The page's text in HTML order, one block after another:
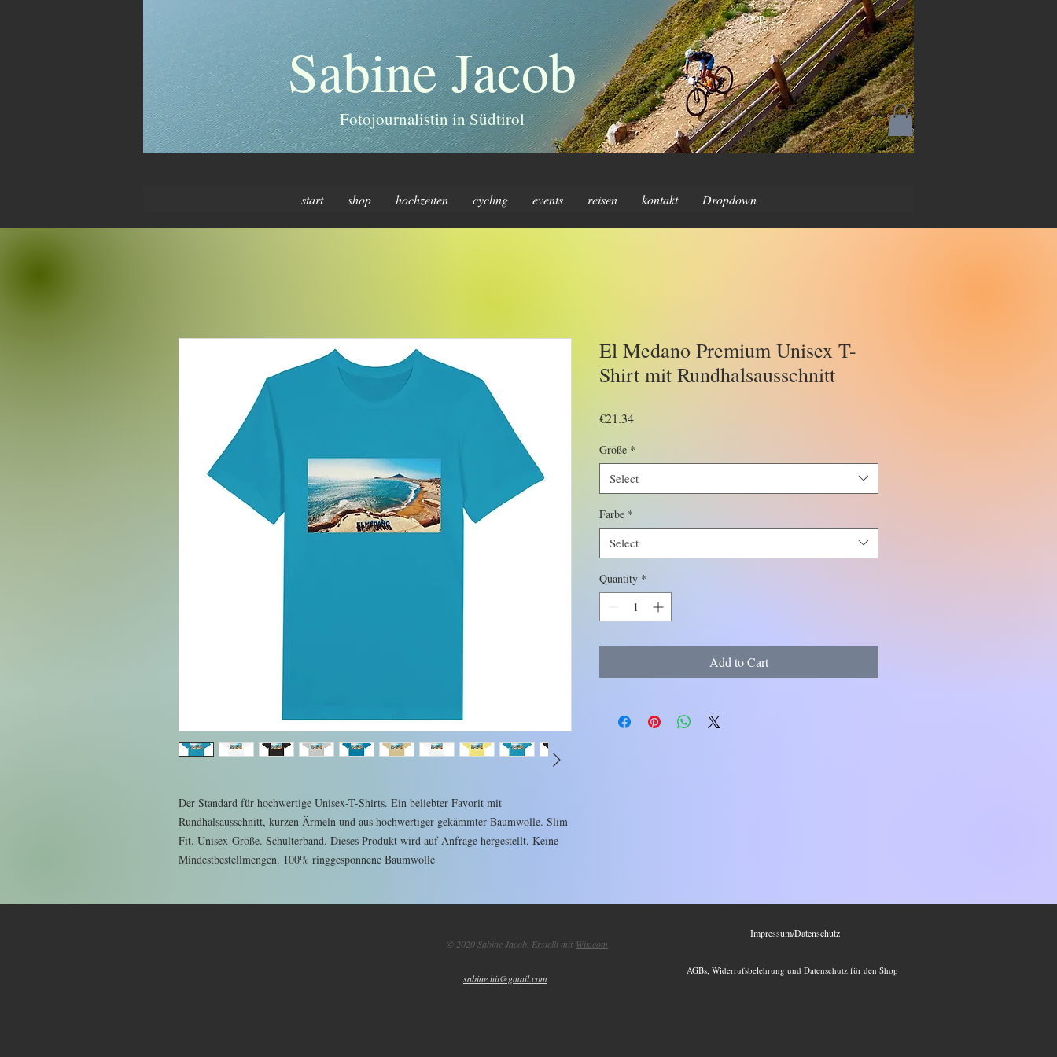
Sabine Jacob
Fotojournalistin in Südtirol
Shop
start shop hochzeiten cycling events reisen kontakt Dropdown
Der Standard für hochwertige Unisex-T-Shirts. Ein beliebter Favorit mit
Rundhalsausschnitt, kurzen Ärmeln und aus hochwertiger gekämmter Baumwolle. Slim
Fit. Unisex-Größe. Schulterband. Dieses Produkt wird auf Anfrage hergestellt. Keine
El Medano Premium Unisex T-
Shirt mit Rundhalsausschnitt
€21.34Price
Größe *
Select
Farbe *
Select
Quantity *
Add to Cart
© 2020 Sabine Jacob. Erstellt mit Wix.com
sabine.hit@gmail.com
Impressum/Datenschutz
AGBs, Widerrufsbelehrung und Datenschutz für den Shop